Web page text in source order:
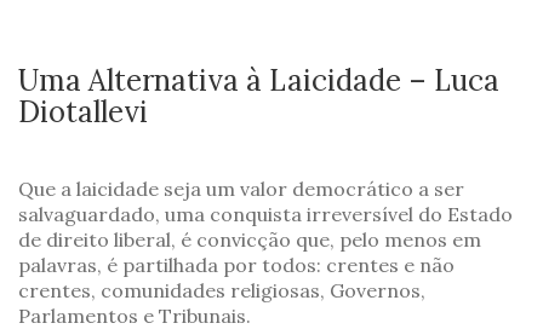
Uma Alternativa à Laicidade – Luca
Diotallevi
Que a laicidade seja um valor democrático a ser
salvaguardado, uma conquista irreversível do Estado
de direito liberal, é convicção que, pelo menos em
palavras, é partilhada por todos: crentes e não
crentes, comunidades religiosas, Governos,
Parlamentos e Tribunais.